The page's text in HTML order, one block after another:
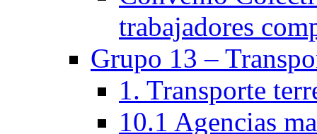
trabajadores
Grupo 13 –
1. Transporte
10.1 Agencias